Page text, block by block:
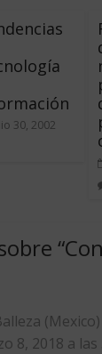
30, 2002
“
(Mexico)
8, 2018 a las